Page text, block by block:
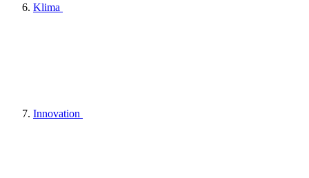
Klima
Innovation